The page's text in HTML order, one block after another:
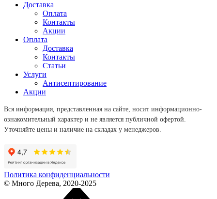
Доставка
Оплата
Контакты
Акции
Оплата
Доставка
Контакты
Статьи
Услуги
Антисептирование
Акции
Вся информация, представленная на сайте, носит информационно-
ознакомительный характер и не является публичной офертой.
Уточняйте цены и наличие на складах у менеджеров.
Политика конфиденциальности
© Много Дерева, 2020-2025